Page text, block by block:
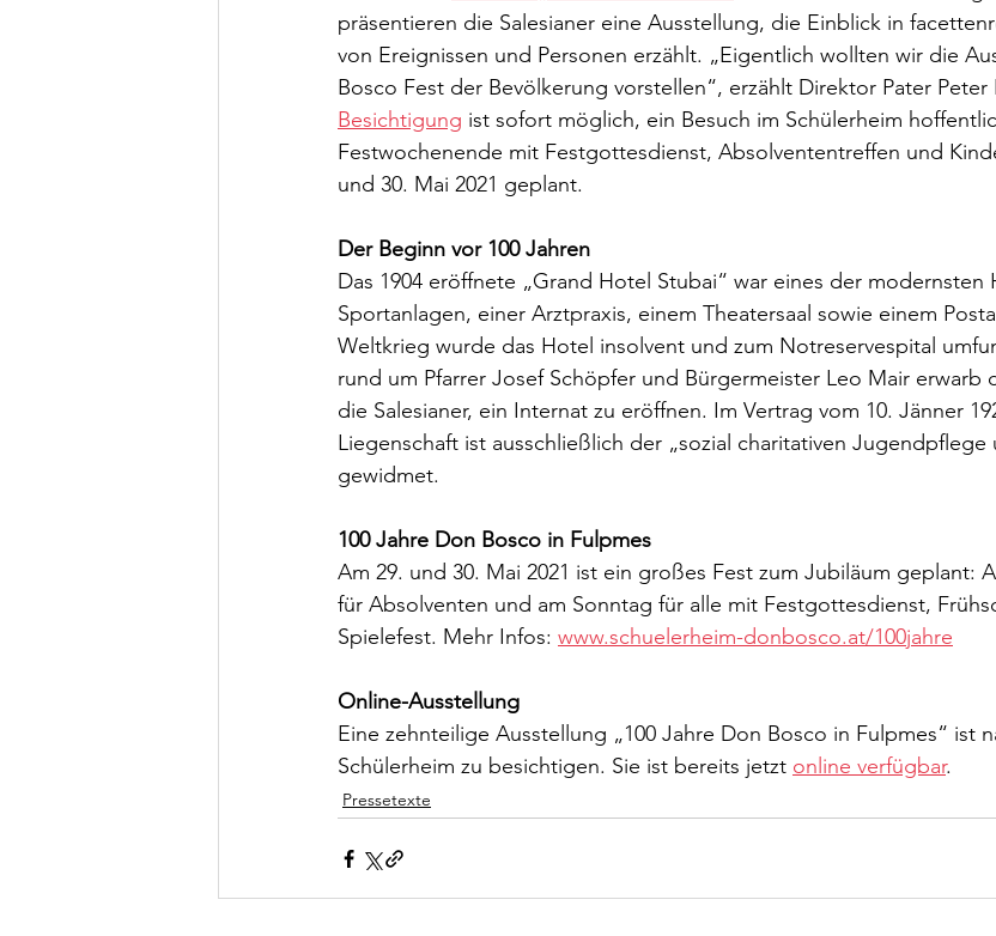
präsentieren die Salesianer eine Ausstellung, die Einblick in
von Ereignissen und Personen erzählt. „Eigentlich wollten wir die
Bosco Fest der Bevölkerung vorstellen“, erzählt Direktor Pater Peter
Besichtigung ist sofort möglich, ein Besuch im Schülerheim
Festwochenende mit Festgottesdienst, Absolvententreffen und
und 30. Mai 2021 geplant.
Der Beginn vor 100 Jahren
Das 1904 eröffnete „Grand Hotel Stubai“ war eines der
Sportanlagen, einer Arztpraxis, einem Theatersaal sowie einem
Weltkrieg wurde das Hotel insolvent und zum Notreservespital
rund um Pfarrer Josef Schöpfer und Bürgermeister Leo Mair erwarb
die Salesianer, ein Internat zu eröffnen. Im Vertrag vom 10. Jänner
Liegenschaft ist ausschließlich der „sozial charitativen
gewidmet.
100 Jahre Don Bosco in Fulpmes
Am 29. und 30. Mai 2021 ist ein großes Fest zum Jubiläum geplant:
für Absolventen und am Sonntag für alle mit Festgottesdienst,
Spielefest. Mehr Infos: www.schuelerheim-donbosco.at/100jahre
Online-Ausstellung
Eine zehnteilige Ausstellung „100 Jahre Don Bosco in Fulpmes“ ist
Schülerheim zu besichtigen. Sie ist bereits jetzt online verfügbar.
Pressetexte